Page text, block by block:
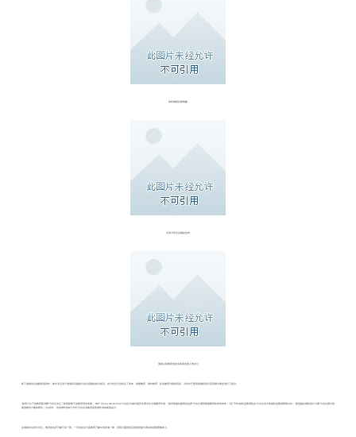
保利威副总裁周鑫
豆神大语文总裁赵伯奇
美团点评教育培训业务部负责人李亦兰
除了领袖论坛的精彩演讲外，集中关注某个领域及话题的分论坛氛围也热火朝天。各分论坛分别关注了资本、智能教育、海外教育、职业教育方面的讯息，另外对于新型的课程设计及营销方案也进行了探讨。
“政策引力下的教育新消费”分论坛关注了政策影响下的教育资本发展；“GET China Workshop”分论坛与海外嘉宾共同关注中国教育市场；“探寻智能化教育的边界”分论坛展望智能教育技术的未来；“后厂时代的职业教育机会”分论坛为火热的职业赛道辨明方向；“新型融合课程设计方案”分论坛探讨创
新的教学方案和模式；“从0到1，寻找增长的N个方式”分论坛为教育获客增长添加新的动力。
从领袖论坛到分论坛，教育的包罗万象可见一斑。一天的会议只是教育万象中的沧海一粟，但我们愿意将宝贵的经验与美好的愿望悉数奉上。